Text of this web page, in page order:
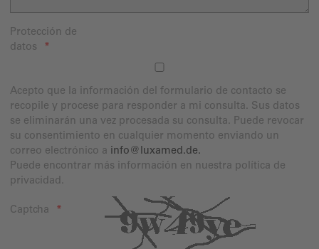
Protección de
datos
Acepto que la información del formulario de contacto se
recopile y procese para responder a mi consulta. Sus datos
se eliminarán una vez procesada su consulta. Puede revocar
su consentimiento en cualquier momento enviando un
correo electrónico a info@luxamed.de.
Puede encontrar más información en nuestra política de
privacidad.
Captcha